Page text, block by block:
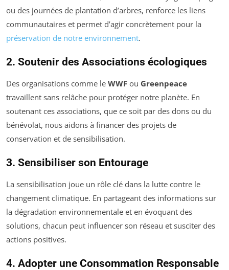
ou des journées de plantation d’arbres, renforce les liens
communautaires et permet d’agir concrètement pour la
préservation de notre environnement.
2. Soutenir des Associations écologiques
Des organisations comme le WWF ou Greenpeace
travaillent sans relâche pour protéger notre planète. En
soutenant ces associations, que ce soit par des dons ou du
bénévolat, nous aidons à financer des projets de
conservation et de sensibilisation.
3. Sensibiliser son Entourage
La sensibilisation joue un rôle clé dans la lutte contre le
changement climatique. En partageant des informations sur
la dégradation environnementale et en évoquant des
solutions, chacun peut influencer son réseau et susciter des
actions positives.
4. Adopter une Consommation Responsable